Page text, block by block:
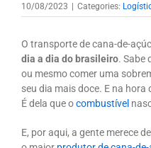
10/08/2023 | Categories:
O transporte de cana-de-
dia a dia do brasileiro. Sabe
ou mesmo comer uma
seu dia mais doce. E na
É dela que ocombustível
E, por aqui, a gente merece